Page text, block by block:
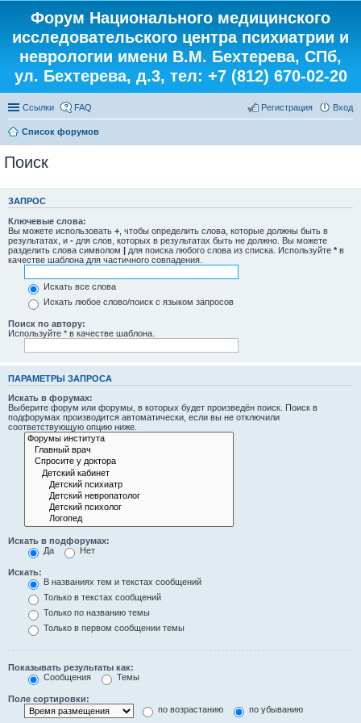
Форум Национального медицинского
исследовательского центра психиатрии и
неврологии имени В.М. Бехтерева, СПб,
ул. Бехтерева, д.3, тел: +7 (812) 670-02-20
Ссылки FAQ Вход
Регистрация
Список форумов
Поиск
ЗАПРОС
Ключевые слова:
Вы можете использовать + , чтобы определить слова, которые должны быть в
результатах, и - для слов, которых в результатах быть не должно. Вы можете
разделить слова символом | для поиска любого слова из списка. Используйте * в
качестве шаблона для частичного совпадения.
Искать все слова
Искать любое слово/поиск с языком запросов
Поиск по автору:
Используйте * в качестве шаблона.
ПАРАМЕТРЫ ЗАПРОСА
Искать в форумах:
Выберите форум или форумы, в которых будет произведён поиск. Поиск в
подфорумах производится автоматически, если вы не отключили
соответствующую опцию ниже.
Искать в подфорумах:
Да
Нет
Искать:
В названиях тем и текстах сообщений
Только в текстах сообщений
Только по названию темы
Только в первом сообщении темы
Показывать результаты как:
Сообщения
Темы
Поле сортировки:
по возрастанию
по убыванию